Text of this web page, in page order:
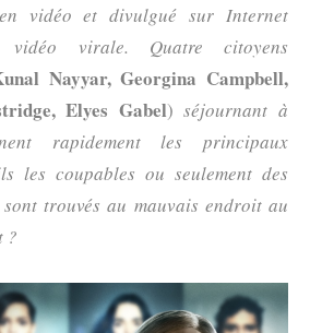
vidéo et divulgué sur Internet
vidéo virale. Quatre citoyens
Nayyar, Georgina Campbell,
Elyes Gabel)séjournant à
rapidement les principaux
les coupables ou seulement des
trouvés au mauvais endroit au
?